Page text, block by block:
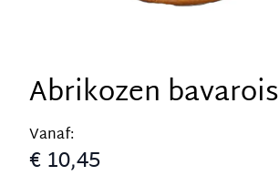
Abrikozen bavarois
Vanaf:
€ 10,45